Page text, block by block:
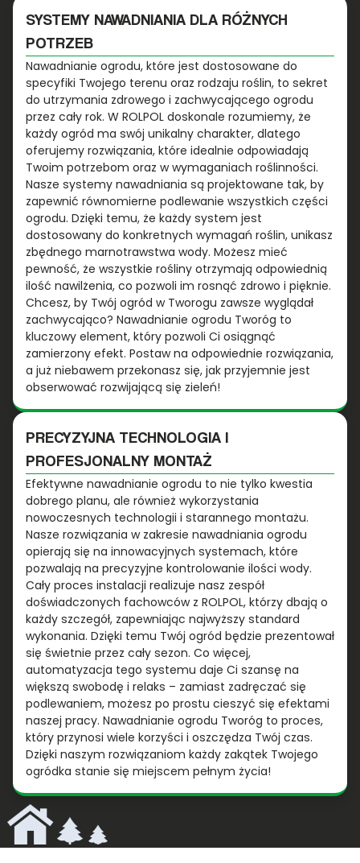
SYSTEMY NAWADNIANIA DLA RÓŻNYCH
POTRZEB
Nawadnianie ogrodu, które jest dostosowane do
specyfiki Twojego terenu oraz rodzaju roślin, to sekret
do utrzymania zdrowego i zachwycającego ogrodu
przez cały rok. W ROLPOL doskonale rozumiemy, że
każdy ogród ma swój unikalny charakter, dlatego
oferujemy rozwiązania, które idealnie odpowiadają
Twoim potrzebom oraz w wymaganiach roślinności.
Nasze systemy nawadniania są projektowane tak, by
zapewnić równomierne podlewanie wszystkich części
ogrodu. Dzięki temu, że każdy system jest
dostosowany do konkretnych wymagań roślin, unikasz
zbędnego marnotrawstwa wody. Możesz mieć
pewność, że wszystkie rośliny otrzymają odpowiednią
ilość nawilżenia, co pozwoli im rosnąć zdrowo i pięknie.
Chcesz, by Twój ogród w Tworogu zawsze wyglądał
zachwycająco? Nawadnianie ogrodu Tworóg to
kluczowy element, który pozwoli Ci osiągnąć
zamierzony efekt. Postaw na odpowiednie rozwiązania,
a już niebawem przekonasz się, jak przyjemnie jest
obserwować rozwijającą się zieleń!
PRECYZYJNA TECHNOLOGIA I
PROFESJONALNY MONTAŻ
Efektywne nawadnianie ogrodu to nie tylko kwestia
dobrego planu, ale również wykorzystania
nowoczesnych technologii i starannego montażu.
Nasze rozwiązania w zakresie nawadniania ogrodu
opierają się na innowacyjnych systemach, które
pozwalają na precyzyjne kontrolowanie ilości wody.
Cały proces instalacji realizuje nasz zespół
doświadczonych fachowców z ROLPOL, którzy dbają o
każdy szczegół, zapewniając najwyższy standard
wykonania. Dzięki temu Twój ogród będzie prezentował
się świetnie przez cały sezon. Co więcej,
automatyzacja tego systemu daje Ci szansę na
większą swobodę i relaks – zamiast zadręczać się
podlewaniem, możesz po prostu cieszyć się efektami
naszej pracy. Nawadnianie ogrodu Tworóg to proces,
który przynosi wiele korzyści i oszczędza Twój czas.
Dzięki naszym rozwiązaniom każdy zakątek Twojego
ogródka stanie się miejscem pełnym życia!